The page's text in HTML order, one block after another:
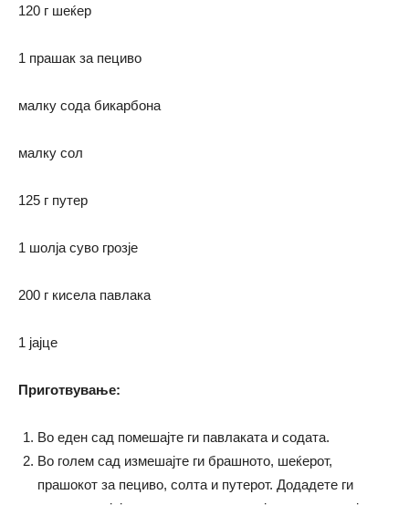
120 г шеќер
1 прашак за пециво
малку сода бикарбона
малку сол
125 г путер
1 шолја суво грозје
200 г кисела павлака
1 јајце
Приготвување:
Во еден сад помешајте ги павлаката и содата.
Во голем сад измешајте ги брашното, шеќерот,
прашокот за пециво, солта и путерот. Додадете ги